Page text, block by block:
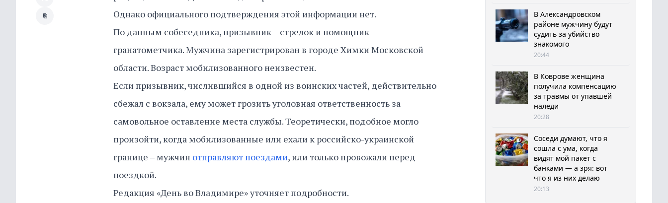
Однако официального подтверждения этой информации нет.
По данным собеседника, призывник – стрелок и помощник
гранатометчика. Мужчина зарегистрирован в городе Химки Московской
области. Возраст мобилизованного неизвестен.
Если призывник, числившийся в одной из воинских частей, действительно
сбежал с вокзала, ему может грозить уголовная ответственность за
самовольное оставление места службы. Теоретически, подобное могло
произойти, когда мобилизованные или ехали к российско-украинской
границе – мужчин отправляют поездами, или только провожали перед
поездкой.
Редакция «День во Владимире» уточняет подробности.
⎘
В Александровском
районе мужчину будут
судить за убийство
знакомого
20:44
В Коврове женщина
получила компенсацию
за травмы от упавшей
наледи
20:28
Соседи думают, что я
сошла с ума, когда
видят мой пакет с
банками — а зря: вот
что я из них делаю
20:13